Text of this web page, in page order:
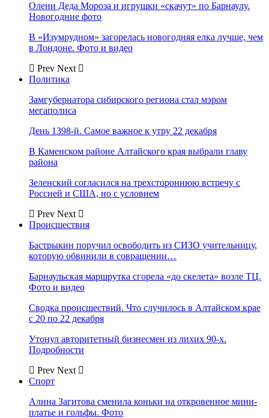
Олени Деда Мороза и игрушки «скачут» по Барнаулу.
Новогодние фото
В «Изумрудном» загорелась новогодняя елка лучше, чем
в Лондоне. Фото и видео
Prev Next
Политика
Замгубернатора сибирского региона стал мэром
мегаполиса
День 1398-й. Самое важное к утру 22 декабря
В Каменском районе Алтайского края выбрали главу
района
Зеленский согласился на трехстороннюю встречу с
Россией и США, но с условием
Prev Next
Происшествия
Бастрыкин поручил освободить из СИЗО учительницу,
которую обвинили в совращении…
Барнаульская маршрутка сгорела «до скелета» возле ТЦ.
Фото и видео
Сводка происшествий. Что случилось в Алтайском крае
с 20 по 22 декабря
Утонул авторитетный бизнесмен из лихих 90-х.
Подробности
Prev Next
Спорт
Алина Загитова сменила коньки на откровенное мини-
платье и гольфы. Фото